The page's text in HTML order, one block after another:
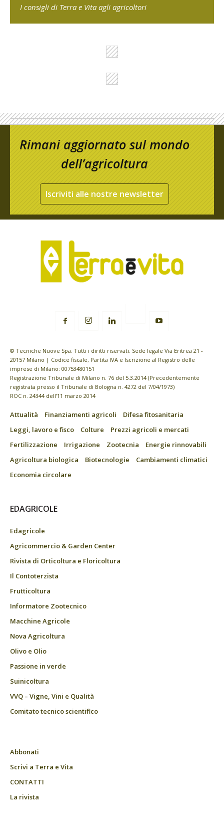
I consigli di Terra e Vita agli agricoltori
Rimani aggiornato sul mondo
dell’agricoltura
Iscriviti alle nostre newsletter
© Tecniche Nuove Spa. Tutti i diritti riservati. Sede legale Via Eritrea 21 -
20157 Milano | Codice fiscale, Partita IVA e Iscrizione al Registro delle
imprese di Milano: 00753480151
Registrazione Tribunale di Milano n. 76 del 5.3.2014 (Precedentemente
registrata presso il Tribunale di Bologna n. 4272 del 7/04/1973)
ROC n. 24344 dell’11 marzo 2014
Attualità Finanziamenti agricoli
Difesa fitosanitaria
Leggi, lavoro e fisco
Colture
Prezzi agricoli e mercati
Fertilizzazione
Irrigazione Zootecnia
Energie rinnovabili
Agricoltura biologica
Biotecnologie
Cambiamenti climatici
Economia circolare
EDAGRICOLE
Edagricole
Agricommercio & Garden Center
Rivista di Orticoltura e Floricoltura
Il Contoterzista
Frutticoltura
Informatore Zootecnico
Macchine Agricole
Nova Agricoltura
Olivo e Olio
Passione in verde
Suinicoltura
VVQ – Vigne, Vini e Qualità
Comitato tecnico scientifico
Abbonati
Scrivi a Terra e Vita
CONTATTI
La rivista